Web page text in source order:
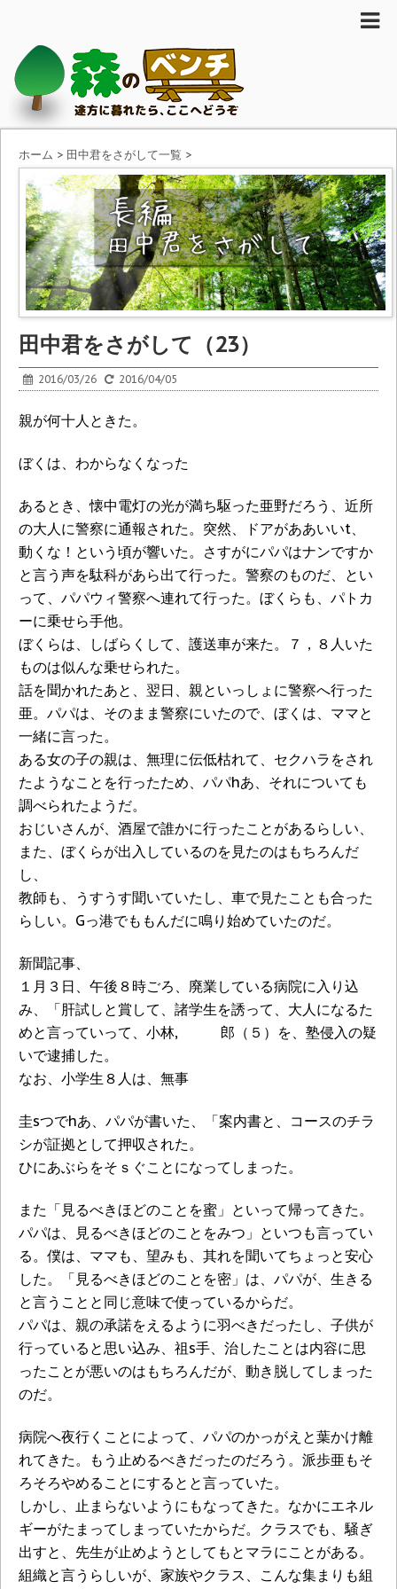
ホーム > 田中君をさがして一覧 >
田中君をさがして（23）
2016/03/26 2016/04/05
親が何十人ときた。
ぼくは、わからなくなった
あるとき、懐中電灯の光が満ち駆った亜野だろう、近所
の大人に警察に通報された。突然、ドアがああいいt、
動くな！という頃が響いた。さすがにパパはナンですか
と言う声を駄科があら出て行った。警察のものだ、とい
って、パパウィ警察へ連れて行った。ぼくらも、パトカ
ーに乗せら手他。
ぼくらは、しばらくして、護送車が来た。７，８人いた
ものは似んな乗せられた。
話を聞かれたあと、翌日、親といっしょに警察へ行った
亜。パパは、そのまま警察にいたので、ぼくは、ママと
一緒に言った。
ある女の子の親は、無理に伝低枯れて、セクハラをされ
たようなことを行ったため、パパhあ、それについても
調べられたようだ。
おじいさんが、酒屋で誰かに行ったことがあるらしい、
また、ぼくらが出入しているのを見たのはもちろんだ
し、
教師も、うすうす聞いていたし、車で見たことも合った
らしい。Gっ港でももんだに鳴り始めていたのだ。
新聞記事、
１月３日、午後８時ごろ、廃業している病院に入り込
み、「肝試しと賞して、諸学生を誘って、大人になるた
めと言っていって、小林, 郎（５）を、塾侵入の疑
いで逮捕した。
なお、小学生８人は、無事
圭sつでhあ、パパが書いた、「案内書と、コースのチラ
シが証拠として押収された。
ひにあぶらをそｓぐことになってしまった。
また「見るべきほどのことを蜜」といって帰ってきた。
パパは、見るべきほどのことをみつ」といつも言ってい
る。僕は、ママも、望みも、其れを聞いてちょっと安心
した。「見るべきほどのことを密」は、パパが、生きる
と言うことと同じ意味で使っているからだ。
パパは、親の承諾をえるように羽べきだったし、子供が
行っていると思い込み、祖s手、治したことは内容に思
ったことが悪いのはもちろんだが、動き脱してしまった
のだ。
病院へ夜行くことによって、パパのかっがえと葉かけ離
れてきた。もう止めるべきだったのだろう。派歩亜もそ
ろそろやめることにするとと言っていた。
しかし、止まらないようにもなってきた。なかにエネル
ギーがたまってしまっていたからだ。クラスでも、騒ぎ
出すと、先生が止めようとしてもとマラにことがある。
組織と言うらしいが、家族やクラス、こんな集まりも組